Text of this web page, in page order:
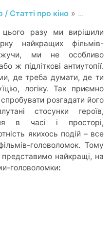
/ Статті про кіно » ...
разу ми вирішили
найкращих фільмів-
ми не особливо
ж підліткові антиутопії.
де треба думати, де ти
логіку. Так приємно
розгадати його
стосунки героїв,
в часі і просторі,
якихось подій – все
головоломок. Тому
найкращі, на
головоломки: